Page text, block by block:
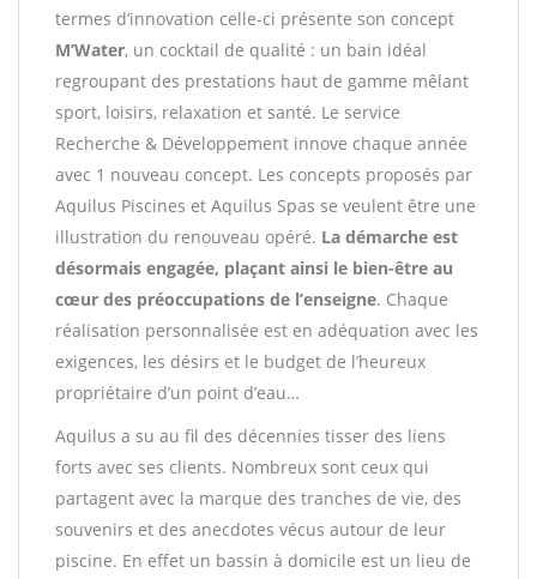
termes d’innovation celle-ci présente son concept
M’Water, un cocktail de qualité : un bain idéal
regroupant des prestations haut de gamme mêlant
sport, loisirs, relaxation et santé. Le service
Recherche & Développement innove chaque année
avec 1 nouveau concept. Les concepts proposés par
Aquilus Piscines et Aquilus Spas se veulent être une
illustration du renouveau opéré. La démarche est
désormais engagée, plaçant ainsi le bien-être au
cœur des préoccupations de l’enseigne. Chaque
réalisation personnalisée est en adéquation avec les
exigences, les désirs et le budget de l’heureux
propriétaire d’un point d’eau…
Aquilus a su au fil des décennies tisser des liens
forts avec ses clients. Nombreux sont ceux qui
partagent avec la marque des tranches de vie, des
souvenirs et des anecdotes vécus autour de leur
piscine. En effet un bassin à domicile est un lieu de